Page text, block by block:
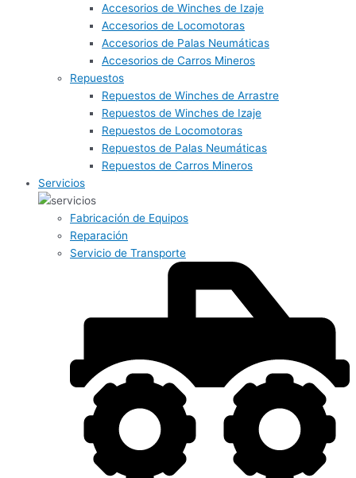
Accesorios de Winches de Izaje
Accesorios de Locomotoras
Accesorios de Palas Neumáticas
Accesorios de Carros Mineros
Repuestos
Repuestos de Winches de Arrastre
Repuestos de Winches de Izaje
Repuestos de Locomotoras
Repuestos de Palas Neumáticas
Repuestos de Carros Mineros
Servicios
Fabricación de Equipos
Reparación
Servicio de Transporte